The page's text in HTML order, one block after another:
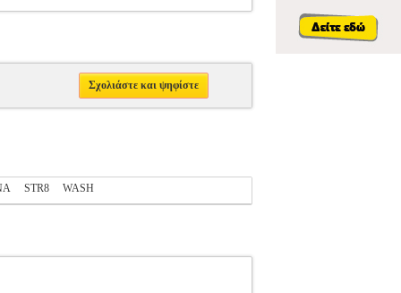
Σχολιάστε και ψηφίστε
STR8 WASH